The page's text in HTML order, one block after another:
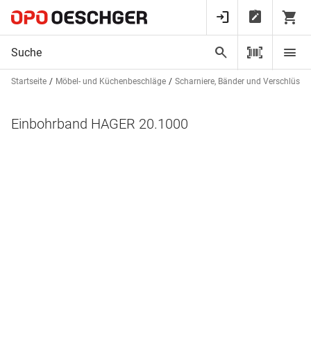
Startseite Möbel- und Küchenbeschläge Scharniere, Bänder und Verschlüsse
Einbohrband HAGER 20.1000